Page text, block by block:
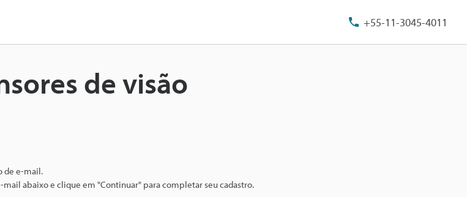
+55-11-3045-4011
de visão
de e-mail.
abaixo e clique em "Continuar" para completar seu cadastro.